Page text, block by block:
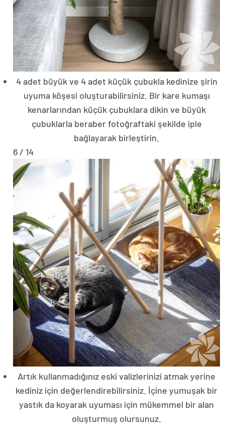
4 adet büyük ve 4 adet küçük çubukla kedinize şirin
uyuma köşesi oluşturabilirsiniz. Bir kare kumaşı
kenarlarından küçük çubuklara dikin ve büyük
çubuklarla beraber fotoğraftaki şekilde iple
bağlayarak birleştirin.
6 / 14
Artık kullanmadığınız eski valizlerinizi atmak yerine
kediniz için değerlendirebilirsiniz. İçine yumuşak bir
yastık da koyarak uyuması için mükemmel bir alan
oluşturmuş olursunuz.